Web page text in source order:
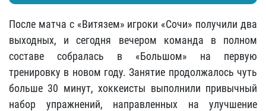
После матча с «Витязем» игроки «Сочи» получили два
выходных, и сегодня вечером команда в полном
составе собралась в «Большом» на первую
тренировку в новом году. Занятие продолжалось чуть
больше 30 минут, хоккеисты выполнили привычный
набор упражнений, направленных на улучшение